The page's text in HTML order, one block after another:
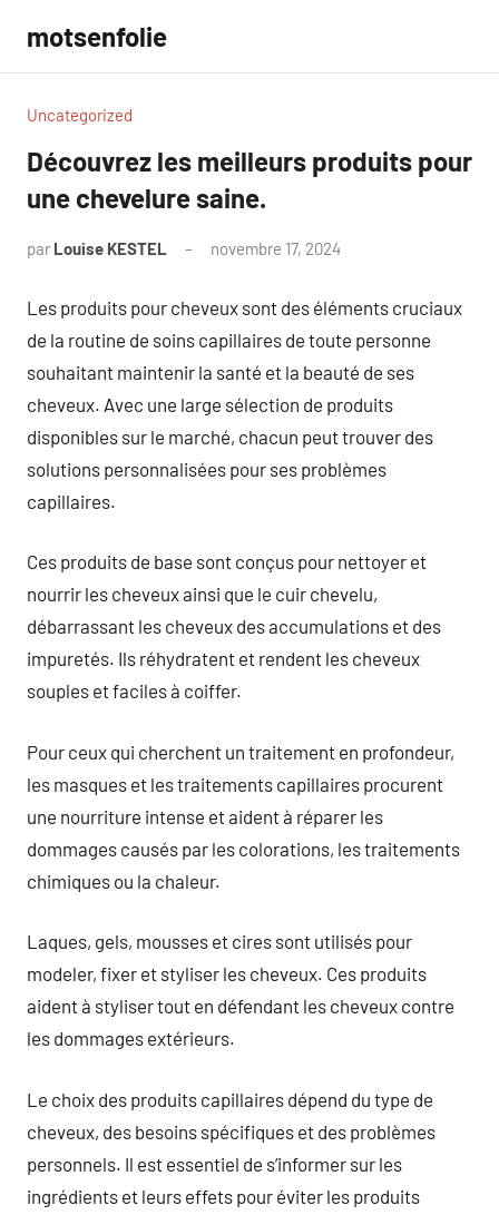
contenu
motsenfolie
Uncategorized
Découvrez les meilleurs produits pour
une chevelure saine.
par Louise KESTEL novembre 17, 2024
Les produits pour cheveux sont des éléments cruciaux
de la routine de soins capillaires de toute personne
souhaitant maintenir la santé et la beauté de ses
cheveux. Avec une large sélection de produits
disponibles sur le marché, chacun peut trouver des
solutions personnalisées pour ses problèmes
capillaires.
Ces produits de base sont conçus pour nettoyer et
nourrir les cheveux ainsi que le cuir chevelu,
débarrassant les cheveux des accumulations et des
impuretés. Ils réhydratent et rendent les cheveux
souples et faciles à coiffer.
Pour ceux qui cherchent un traitement en profondeur,
les masques et les traitements capillaires procurent
une nourriture intense et aident à réparer les
dommages causés par les colorations, les traitements
chimiques ou la chaleur.
Laques, gels, mousses et cires sont utilisés pour
modeler, fixer et styliser les cheveux. Ces produits
aident à styliser tout en défendant les cheveux contre
les dommages extérieurs.
Le choix des produits capillaires dépend du type de
cheveux, des besoins spécifiques et des problèmes
personnels. Il est essentiel de s’informer sur les
ingrédients et leurs effets pour éviter les produits